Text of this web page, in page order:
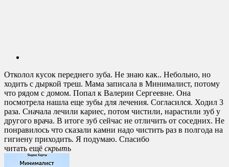
Отколол кусок переднего зуба. Не знаю как.. Небольно, но
ходить с дыркой треш. Мама записала в Минималист, потому
что рядом с домом. Попал к Валерии Сергеевне. Она
посмотрела нашла еще зубы для лечения. Согласился. Ходил 3
раза. Сначала лечили кариес, потом чистили, нарастили зуб у
другого врача. В итоге зуб сейчас не отличить от соседних. Не
понравилось что сказали камни надо чистить раз в полгода на
гигиену приходить. Я подумаю. Спасибо
читать ещё cкрыть